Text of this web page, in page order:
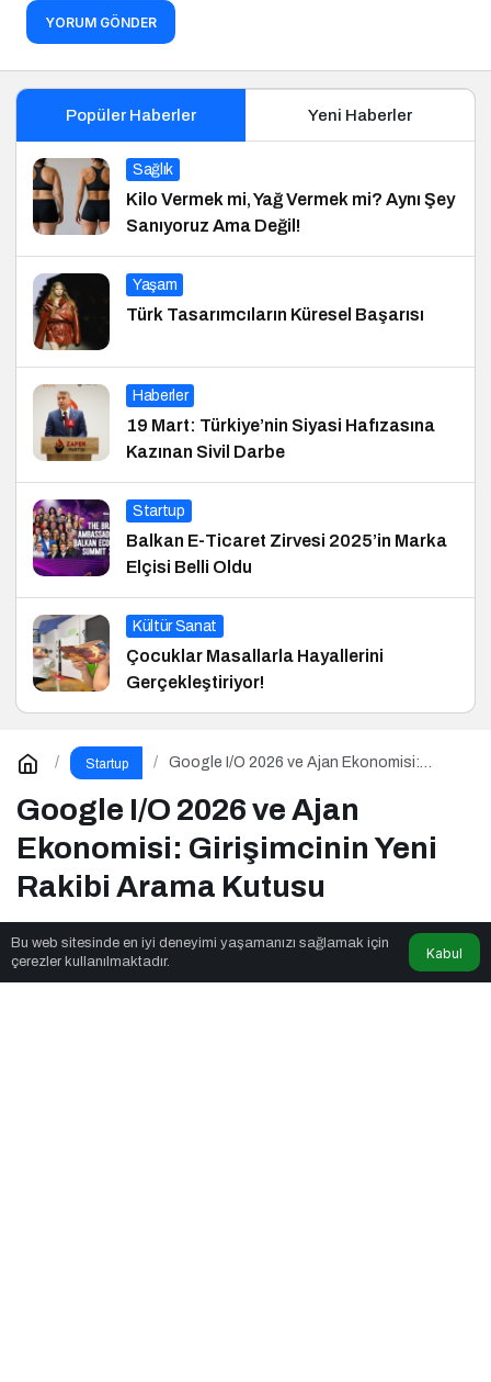
YORUM GÖNDER
Popüler Haberler Yeni Haberler
Sağlık
Kilo Vermek mi, Yağ Vermek mi? Aynı Şey
Sanıyoruz Ama Değil!
Yaşam
Türk Tasarımcıların Küresel Başarısı
Haberler
19 Mart: Türkiye’nin Siyasi Hafızasına
Kazınan Sivil Darbe
Startup
Balkan E-Ticaret Zirvesi 2025’in Marka
Elçisi Belli Oldu
Kültür Sanat
Çocuklar Masallarla Hayallerini
Gerçekleştiriyor!
Startup
Google I/O 2026 ve Ajan Ekonomisi:
Google I/O 2026 ve Ajan
Ekonomisi: Girişimcinin Yeni
Rakibi Arama Kutusu
Price Madness
Bu web sitesinde en iyi deneyimi yaşamanızı sağlamak için
çerezler kullanılmaktadır.
Kabul